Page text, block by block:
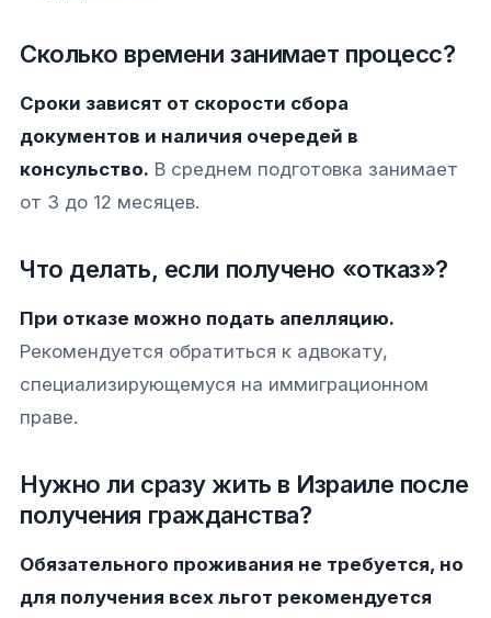
Сколько времени занимает процесс?
Сроки зависят от скорости сбора
документов и наличия очередей в
консульство. В среднем подготовка занимает
от 3 до 12 месяцев.
Что делать, если получено «отказ»?
При отказе можно подать апелляцию.
Рекомендуется обратиться к адвокату,
специализирующемуся на иммиграционном
праве.
Нужно ли сразу жить в Израиле после
получения гражданства?
Обязательного проживания не требуется, но
для получения всех льгот рекомендуется